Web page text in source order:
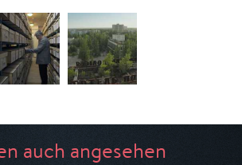
auch angesehen